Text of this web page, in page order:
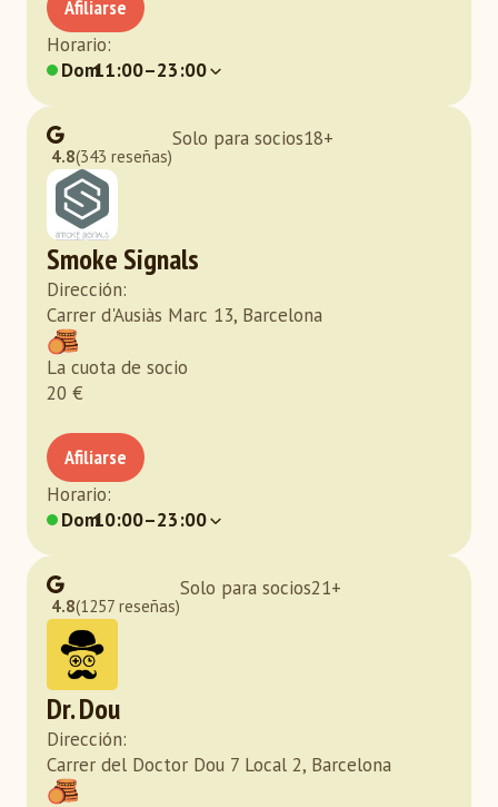
Afiliarse
Horario:
Dom11:00–23:00
4.8(343 reseñas)
Solo para socios18+
Smoke Signals
Dirección:
Carrer d'Ausiàs Marc 13, Barcelona
La cuota de socio
20 €
Afiliarse
Horario:
Dom10:00–23:00
4.8(1257 reseñas)
Solo para socios21+
Dr. Dou
Dirección:
Carrer del Doctor Dou 7 Local 2, Barcelona